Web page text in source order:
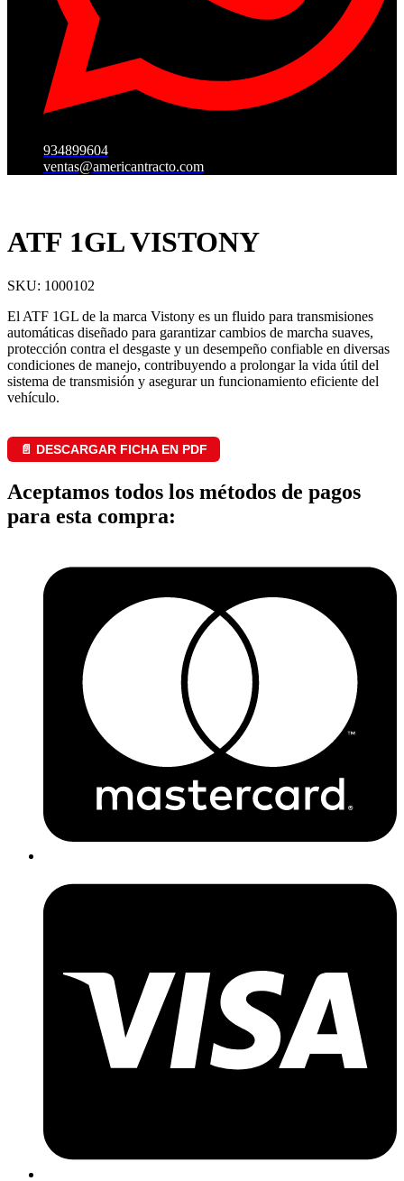
934899604
ventas@americantracto.com
ATF 1GL VISTONY
SKU: 1000102
El ATF 1GL de la marca Vistony es un fluido para transmisiones
automáticas diseñado para garantizar cambios de marcha suaves,
protección contra el desgaste y un desempeño confiable en diversas
condiciones de manejo, contribuyendo a prolongar la vida útil del
sistema de transmisión y asegurar un funcionamiento eficiente del
vehículo.
📄 DESCARGAR FICHA EN PDF
Aceptamos todos los métodos de pagos
para esta compra: